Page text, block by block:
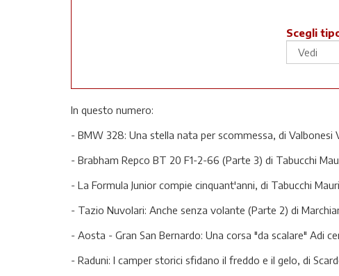
Scegli
In questo numero:
- BMW 328: Una stella nata per scommessa, di Valbonesi
- Brabham Repco BT 20 F1-2-66 (Parte 3) di Tabucchi
- La Formula Junior compie cinquant'anni, di Tabucchi
- Tazio Nuvolari: Anche senza volante (Parte 2) di
- Aosta - Gran San Bernardo: Una corsa "da scalare" Adi
- Raduni: I camper storici sfidano il freddo e il gelo, di